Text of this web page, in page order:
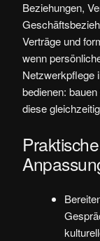
Beziehungen,
Verträge und
wenn
Netzwerkpflege
bedienen:
diese